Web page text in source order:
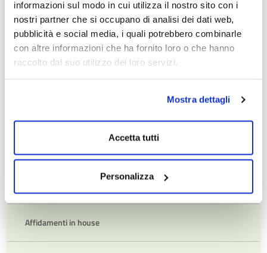
informazioni sul modo in cui utilizza il nostro sito con i
nostri partner che si occupano di analisi dei dati web,
pubblicità e social media, i quali potrebbero combinarle
con altre informazioni che ha fornito loro o che hanno
raccolto dal suo utilizzo dei loro servizi.
Mostra dettagli
Accetta tutti
Personalizza
Commissione giudicatrice
Affidamenti diretti di somma urgenza e di protezione
Atti relativi alla programmazione di lavori, opere, servizi e
Affidamenti in house